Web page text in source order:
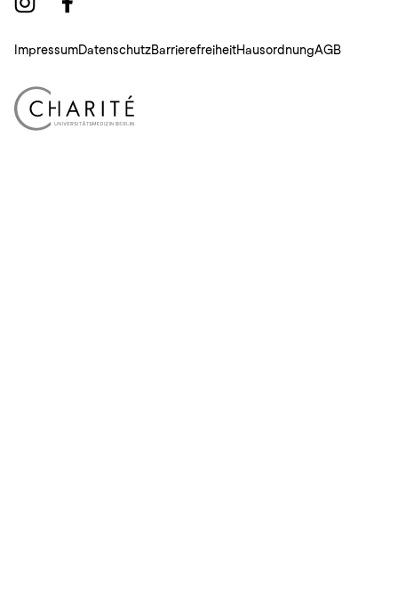
ImpressumDatenschutzBarrierefreiheitHausordnungAGB